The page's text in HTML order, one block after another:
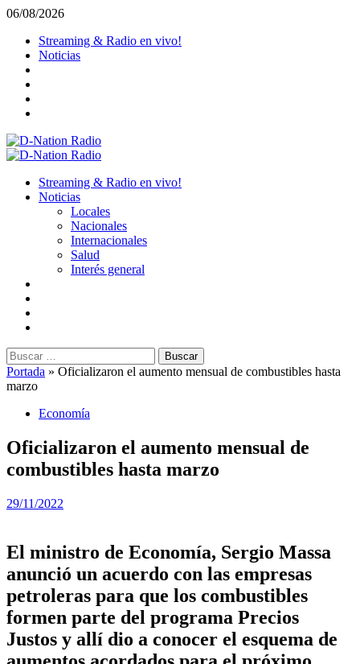
Saltar
contenido
06/08/2026
Streaming & Radio en vivo!
Noticias
Menú
Streaming & Radio en vivo!
Noticias
Locales
Nacionales
Internacionales
Salud
Interés general
Buscar:
Portada » Oficializaron el aumento mensual de combustibles hasta
marzo
Economía
Oficializaron el aumento mensual de
combustibles hasta marzo
29/11/2022
El ministro de Economía, Sergio Massa
anunció un acuerdo con las empresas
petroleras para que los combustibles
formen parte del programa Precios
Justos y allí dio a conocer el esquema de